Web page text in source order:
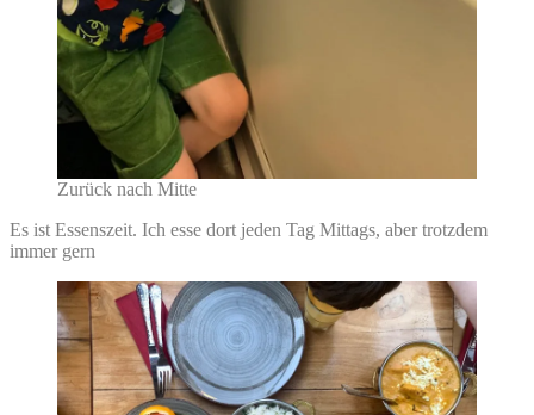
Zurück nach Mitte
Es ist Essenszeit. Ich esse dort jeden Tag Mittags, aber trotzdem
immer gern